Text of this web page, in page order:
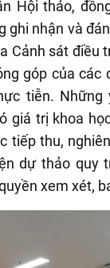
Hội thảo,
ghi nhận và
Cảnh sát điều
góp của các
tiễn. Những
giá trị khoa
tiếp thu,
dự thảo quy
xem xét,